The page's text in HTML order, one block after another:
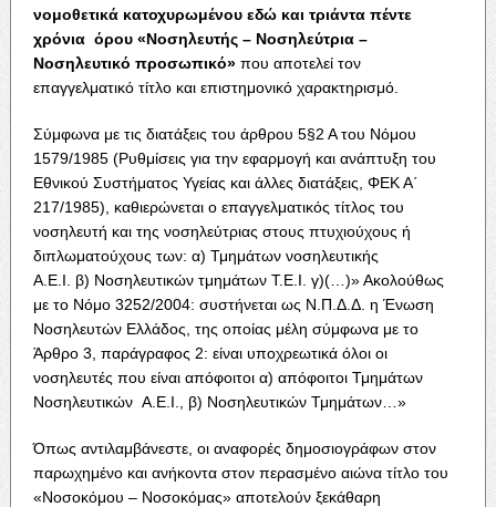
νομοθετικά κατοχυρωμένου εδώ και τριάντα πέντε
χρόνια όρου «Νοσηλευτής – Νοσηλεύτρια –
Νοσηλευτικό προσωπικό»που αποτελεί τον
επαγγελματικό τίτλο και επιστημονικό χαρακτηρισμό.
Σύμφωνα με τις διατάξεις του άρθρου 5§2 Α του Νόμου
1579/1985 (Ρυθμίσεις για την εφαρμογή και ανάπτυξη του
Εθνικού Συστήματος Υγείας και άλλες διατάξεις, ΦΕΚ Α΄
217/1985), καθιερώνεται ο επαγγελματικός τίτλος του
νοσηλευτή και της νοσηλεύτριας στους πτυχιούχους ή
διπλωματούχους των: α) Τμημάτων νοσηλευτικής
Α.Ε.Ι. β) Νοσηλευτικών τμημάτων Τ.Ε.Ι. γ)(…)» Ακολούθως
με το Νόμο 3252/2004: συστήνεται ως Ν.Π.Δ.Δ. η Ένωση
Νοσηλευτών Ελλάδος, της οποίας μέλη σύμφωνα με το
Άρθρο 3, παράγραφος 2: είναι υποχρεωτικά όλοι οι
νοσηλευτές που είναι απόφοιτοι α) απόφοιτοι Τμημάτων
Νοσηλευτικών Α.Ε.Ι., β) Νοσηλευτικών Τμημάτων…»
Όπως αντιλαμβάνεστε, οι αναφορές δημοσιογράφων στον
παρωχημένο και ανήκοντα στον περασμένο αιώνα τίτλο του
«Νοσοκόμου – Νοσοκόμας» αποτελούν ξεκάθαρη